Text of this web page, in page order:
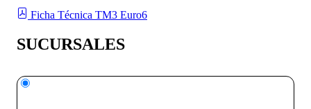
Ficha Técnica TM3 Euro6
SUCURSALES